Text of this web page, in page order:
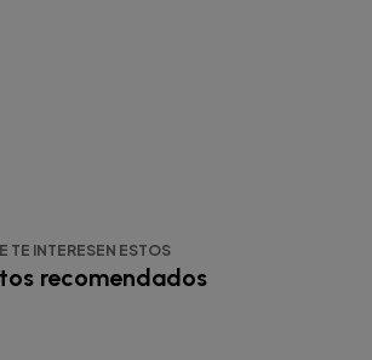
TE INTERESEN ESTOS
recomendados